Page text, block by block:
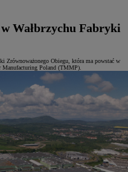
Wałbrzychu Fabryki
Zrównoważonego Obiegu, która ma powstać w
Manufacturing Poland (TMMP).